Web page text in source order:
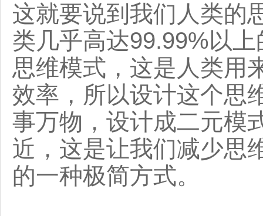
这就要说到我们人类的
类几乎高达99.99%以
思维模式，这是人类用
效率，所以设计这个思
事万物，设计成二元模
近，这是让我们减少思
的一种极简方式。